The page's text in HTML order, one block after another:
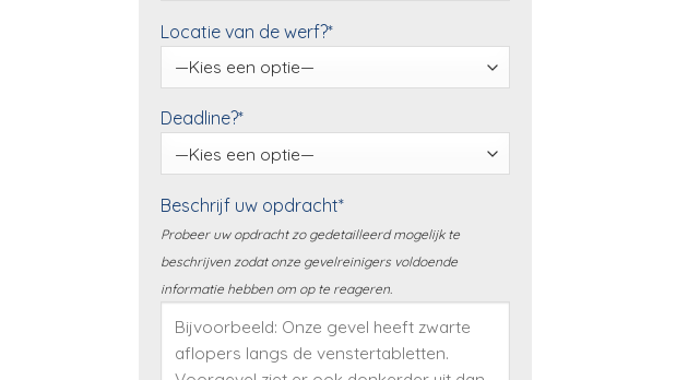
Locatie van de werf?*
Deadline?*
Beschrijf uw opdracht*
Probeer uw opdracht zo gedetailleerd mogelijk te
beschrijven zodat onze gevelreinigers voldoende
informatie hebben om op te reageren.